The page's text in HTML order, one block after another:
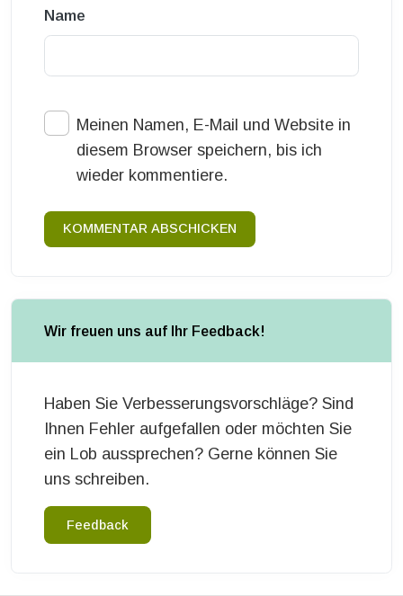
Name
Meinen Namen, E-Mail und Website in
diesem Browser speichern, bis ich
wieder kommentiere.
KOMMENTAR ABSCHICKEN
Wir freuen uns auf Ihr Feedback!
Haben Sie Verbesserungsvorschläge? Sind
Ihnen Fehler aufgefallen oder möchten Sie
ein Lob aussprechen? Gerne können Sie
uns schreiben.
Feedback